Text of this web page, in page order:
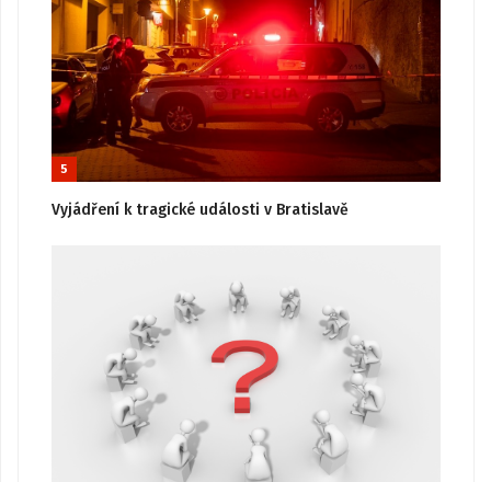
5
Vyjádření k tragické události v Bratislavě